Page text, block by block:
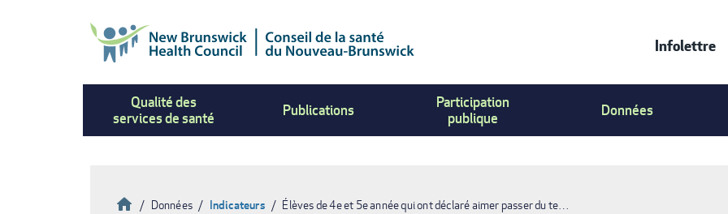
Menu
Infolettre
Qualité des
services de santé
Publications
Participation
publique
Données
Accueil
Données Indicateurs Élèves de 4e et 5e année qui ont déclaré aimer passer du te…